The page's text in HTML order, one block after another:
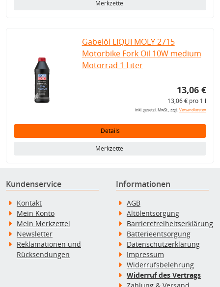
Merkzettel
Gabelöl LIQUI MOLY 2715
Motorbike Fork Oil 10W medium
Motorrad 1 Liter
13,06 €
13,06 € pro 1 l
inkl. gesetzl. MwSt., zzgl.Versandkosten
Details
Merkzettel
Kundenservice
Kontakt
Mein Konto
Mein Merkzettel
Newsletter
Reklamationen und
Rücksendungen
Informationen
AGB
Altölentsorgung
Barrierefreiheitserklärung
Batterieentsorgung
Datenschutzerklärung
Impressum
Widerrufsbelehrung
Widerruf des Vertrags